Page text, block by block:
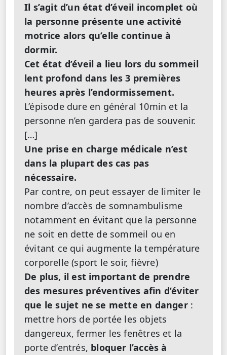
Il s’agit d’un état d’éveil incomplet où
la personne présente une activité
motrice alors qu’elle continue à
dormir.
Cet état d’éveil a lieu lors du sommeil
lent profond dans les 3 premières
heures après l’endormissement.
L’épisode dure en général 10min et la
personne n’en gardera pas de souvenir.
[…]
Une prise en charge médicale n’est
dans la plupart des cas pas
nécessaire.
Par contre, on peut essayer de limiter le
nombre d’accès de somnambulisme
notamment en évitant que la personne
ne soit en dette de sommeil ou en
évitant ce qui augmente la température
corporelle (sport le soir, fièvre)
De plus, il est important de prendre
des mesures préventives afin d’éviter
que le sujet ne se mette en danger:
mettre hors de portée les objets
dangereux, fermer les fenêtres et la
porte d’entrés, bloquer l’accès à